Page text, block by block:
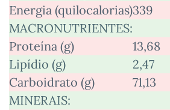
Energia (quilocalorias)339
MACRONUTRIENTES:
Proteína (g)
13,68
Lipídio (g)
2,47
Carboidrato (g)
71,13
MINERAIS: